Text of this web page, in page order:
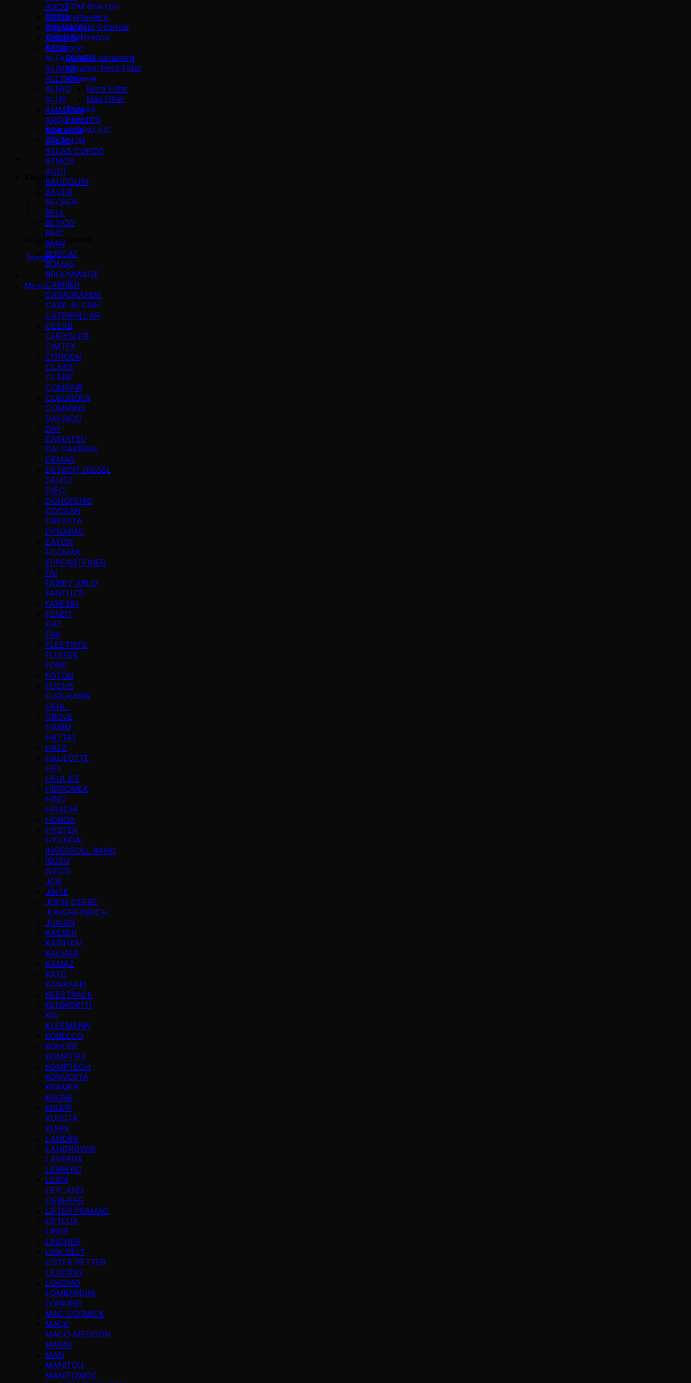
EDM Фільтри
Постачальники
Промислові Фільтри
Cross Reference
Каталоги
Онлайн каталоги
Каталог Ferra Filter
Новини
Ferra Filter
Mas Filter
Техніка
Export
Контакти
Quote List
Кошик
Кошик порожній
Товари
Menü
AGCO
AGRIA
AHLMANN
AIRMAN
AKSA
ALFAROMEO
ALIMAR
ALLISON
ALMiG
ALUP
AMMANN
ARGO-HYTOS
ASA HYDRAULIC
ATLAS
ATLAS COPCO
ATMOS
AUDI
BAUDOUIN
BAUER
BECKER
BELL
BETICO
BMC
BMW
BOBCAT
BOMAG
BROOMWADE
CARRIER
CASAGRANDE
CASE-IH CNH
CATERPILLAR
CESAB
CHRYSLER
CIMTEK
CITROEN
CLAAS
CLARK
COMPAIR
CUKUROVA
CUMMINS
DAEWOO
DAF
DAIHATSU
DALGAKIRAN
DEMAG
DETROIT DIESEL
DEUTZ
DIECI
DONGFENG
DOOSAN
DRESSTA
DYNAPAC
EATON
ECOMAK
EPPENSTEINER
FAI
FAIREY ARLO
FANTUZZI
FARESIN
FENDT
FIAT
FINI
FLEETRITE
FLUITEK
FORD
FOTON
FUCHS
FURUKAWA
GEHL
GROVE
HAMM
HATTAT
HATZ
HAULOTTE
HEIL
HEULIEZ
HİDROMEK
HINO
HITACHI
HONDA
HYSTER
HYUNDAI
INGERSOLL RAND
ISUZU
IVECO
JCB
JİNTE
JOHN DEERE
JUNGHEINRICH
JUNJIN
KAESER
KAISHAN
KALMAR
KAMAZ
KATO
KAWASAKI
KEESTRACK
KENWORTH
KIA
KLEEMANN
KOBELCO
KOHLER
KOMATSU
KOMPTECH
KONVEKTA
KRAMER
KRONE
KRUPP
KUBOTA
KUHN
LANDINI
LANDROVER
LAVERDA
LEBRERO
LEROI
LEYLAND
LIEBHERR
LIFTER PRAMAC
LIFTLUX
LINDE
LINDNER
LINK BELT
LISTER PETTER
LIUGONG
LOKOMO
LOMBARDINI
LONKING
MAC CORMICK
MACK
MACO-MEUDON
MAGNI
MAN
MANITOU
MANITOWOC